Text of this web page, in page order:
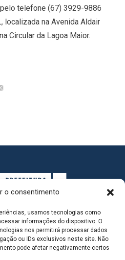
o consentimento
usamos tecnologias como
informações do dispositivo. O
nos permitirá processar dados
ou IDs exclusivos neste site. Não
pode afetar negativamente certos
telefone (67) 3929-9886
localizada na Avenida Aldair
Circular da Lagoa Maior.